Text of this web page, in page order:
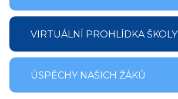
VIRTUÁLNÍ PROHLÍDKA ŠKOLY
ÚSPĚCHY NAŠICH ŽÁKŮ